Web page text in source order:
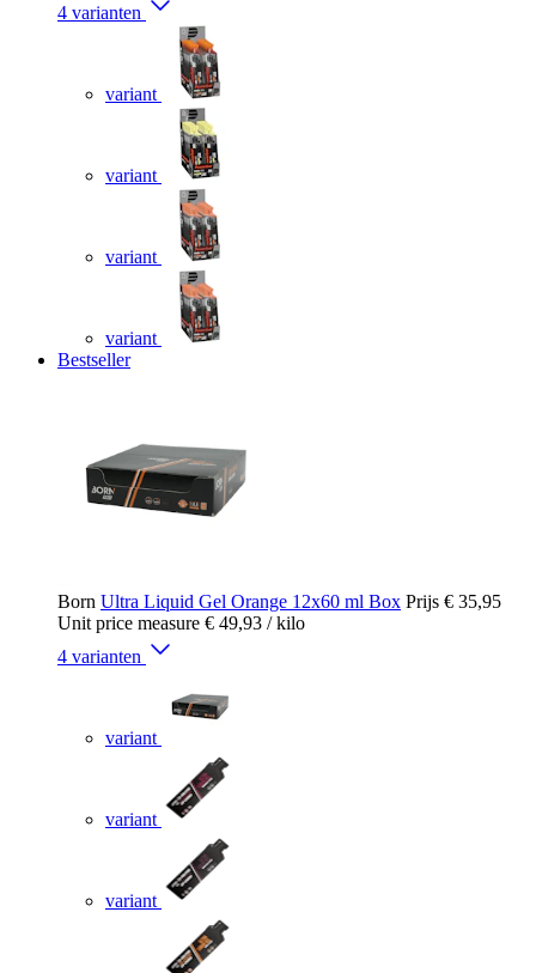
4 varianten
variant
variant
variant
variant
Bestseller
Born Ultra Liquid Gel Orange 12x60 ml Box Prijs € 35,95
Unit price measure € 49,93 / kilo
4 varianten
variant
variant
variant